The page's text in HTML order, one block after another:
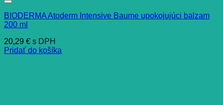
BIODERMA Atoderm Intensive Baume upokojujúci balzam
200 ml
20,29 € s DPH
Pridať do košíka